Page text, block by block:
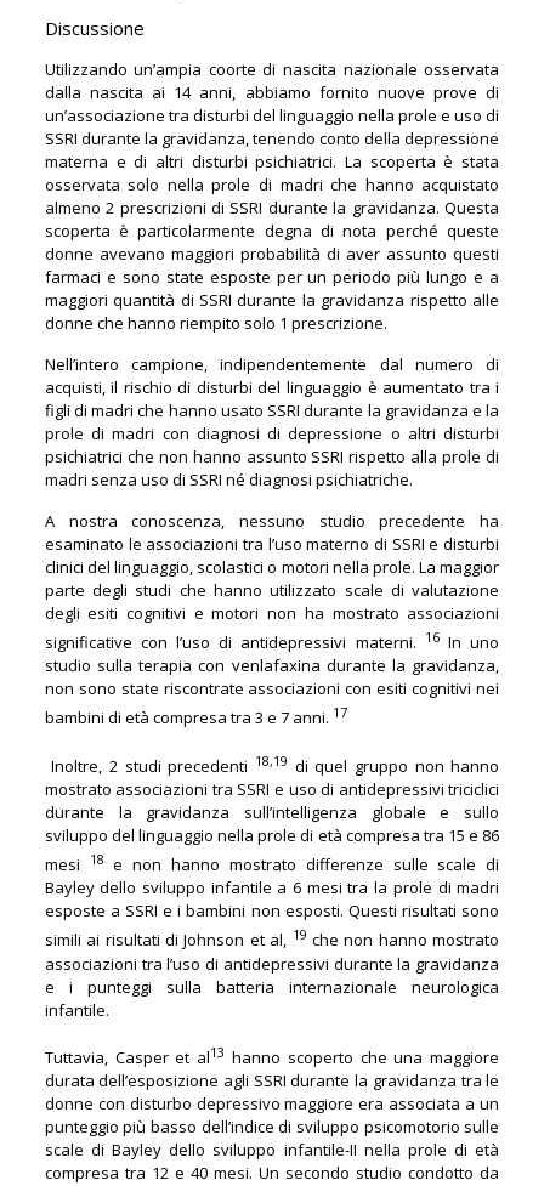
Discussione
Utilizzando un’ampia coorte di nascita nazionale osservata
dalla nascita ai 14 anni, abbiamo fornito nuove prove di
un’associazione tra disturbi del linguaggio nella prole e uso di
SSRI durante la gravidanza, tenendo conto della depressione
materna e di altri disturbi psichiatrici. La scoperta è stata
osservata solo nella prole di madri che hanno acquistato
almeno 2 prescrizioni di SSRI durante la gravidanza. Questa
scoperta è particolarmente degna di nota perché queste
donne avevano maggiori probabilità di aver assunto questi
farmaci e sono state esposte per un periodo più lungo e a
maggiori quantità di SSRI durante la gravidanza rispetto alle
donne che hanno riempito solo 1 prescrizione.
Nell’intero campione, indipendentemente dal numero di
acquisti, il rischio di disturbi del linguaggio è aumentato tra i
figli di madri che hanno usato SSRI durante la gravidanza e la
prole di madri con diagnosi di depressione o altri disturbi
psichiatrici che non hanno assunto SSRI rispetto alla prole di
madri senza uso di SSRI né diagnosi psichiatriche.
A nostra conoscenza, nessuno studio precedente ha
esaminato le associazioni tra l’uso materno di SSRI e disturbi
clinici del linguaggio, scolastici o motori nella prole. La maggior
parte degli studi che hanno utilizzato scale di valutazione
degli esiti cognitivi e motori non ha mostrato associazioni
significative con l’uso di antidepressivi materni. 16In uno
studio sulla terapia con venlafaxina durante la gravidanza,
non sono state riscontrate associazioni con esiti cognitivi nei
bambini di età compresa tra 3 e 7 anni. 17
Inoltre, 2 studi precedenti 18,19 di quel gruppo non hanno
mostrato associazioni tra SSRI e uso di antidepressivi triciclici
durante la gravidanza sull’intelligenza globale e sullo
sviluppo del linguaggio nella prole di età compresa tra 15 e 86
mesi
18 e non hanno mostrato differenze sulle scale di
Bayley dello sviluppo infantile a 6 mesi tra la prole di madri
esposte a SSRI e i bambini non esposti. Questi risultati sono
simili ai risultati di Johnson et al, 19 che non hanno mostrato
associazioni tra l’uso di antidepressivi durante la gravidanza
e i punteggi sulla batteria internazionale neurologica
infantile.
Tuttavia, Casper et al13 hanno scoperto che una maggiore
durata dell’esposizione agli SSRI durante la gravidanza tra le
donne con disturbo depressivo maggiore era associata a un
punteggio più basso dell’indice di sviluppo psicomotorio sulle
scale di Bayley dello sviluppo infantile-II nella prole di età
compresa tra 12 e 40 mesi. Un secondo studio condotto da